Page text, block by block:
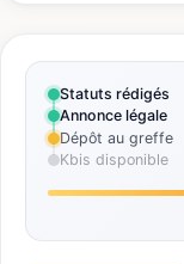
Statuts rédigés
Annonce légale
Dépôt au greffe
Kbis disponible